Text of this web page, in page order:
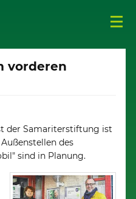
vorderen
der Samariterstiftung ist
des
sind in Planung.